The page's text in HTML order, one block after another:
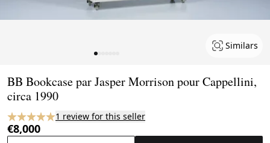
Similars
BB Bookcase par Jasper Morrison pour Cappellini,
circa 1990
1 review for this seller
€8,000